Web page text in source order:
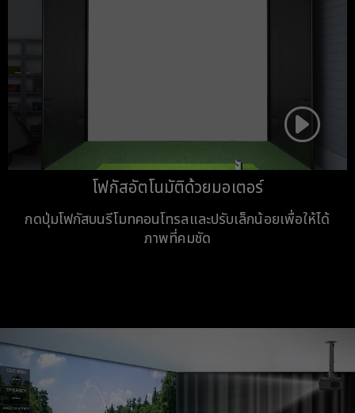
โฟกัสอัตโนมัติด้วยมอเตอร์
กดปุ่มโฟกัสบนรีโมทคอนโทรลและปรับเล็กน้อยเพื่อให้ได้
ภาพที่คมชัด